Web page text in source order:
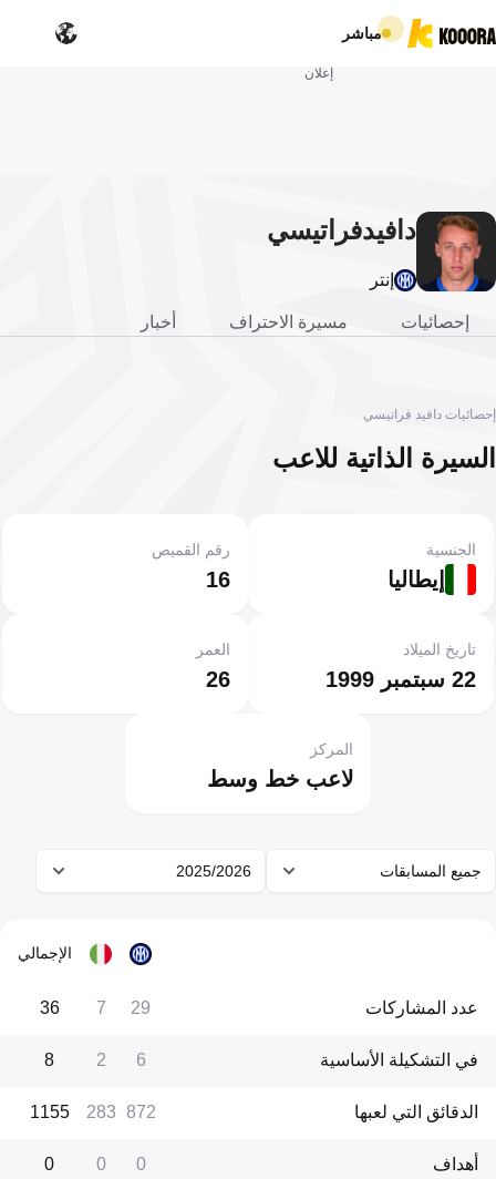
مباشر
إعلان
دافيدفراتيسي
إنتر
إحصائيات مسيرة الاحتراف أخبار
إحصائيات دافيد فراتيسي
السيرة الذاتية للاعب
إيطاليا
الجنسية
16
رقم القميص
22 سبتمبر 1999
تاريخ الميلاد
26
العمر
لاعب خط وسط
المركز
جميع المسابقات 2025/2026
الإجمالي
عدد المشاركات 29
7
36
في التشكيلة الأساسية 6
2
8
الدقائق التي لعبها 872
283
1155
أهداف 0
0
0